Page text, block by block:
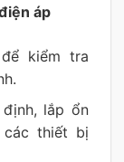
áp
kiểm tra
lắp ổn
thiết bị